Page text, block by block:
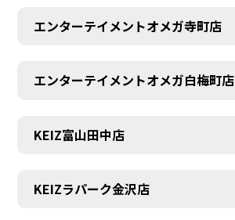
エンターテイメントオメガ寺町店
エンターテイメントオメガ白梅町店
KEIZ富山田中店
KEIZラパーク金沢店